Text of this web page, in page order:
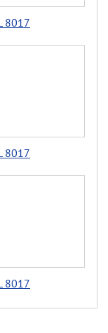
8017
8017
8017